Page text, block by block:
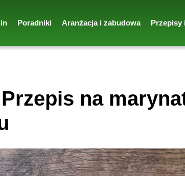
Poradniki Aranżacja i zabudowa Przepisy
na